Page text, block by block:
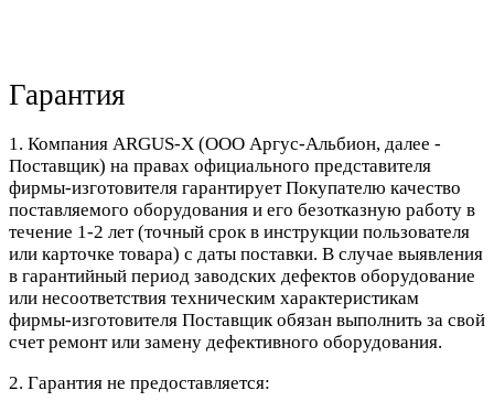
Гарантия
1. Компания ARGUS-X (ООО Аргус-Альбион, далее -
Поставщик) на правах официального представителя
фирмы-изготовителя гарантирует Покупателю качество
поставляемого оборудования и его безотказную работу в
течение 1-2 лет (точный срок в инструкции пользователя
или карточке товара) с даты поставки. В случае выявления
в гарантийный период заводских дефектов оборудование
или несоответствия техническим характеристикам
фирмы-изготовителя Поставщик обязан выполнить за свой
счет ремонт или замену дефективного оборудования.
2. Гарантия не предоставляется: